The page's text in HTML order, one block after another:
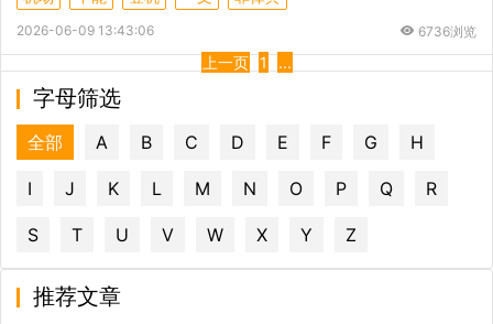
2026-06-09 13:43:06 6736浏览
上一页 1 ...
字母筛选
全部 A B C D E F G H
I J K L M N O P Q R
S T U V W X Y Z
推荐文章